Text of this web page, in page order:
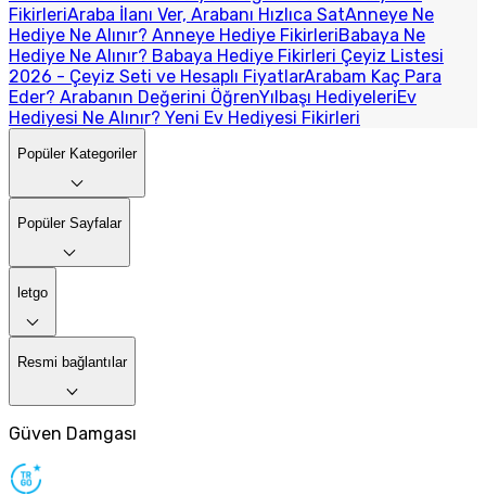
FikirleriAraba İlanı Ver, Arabanı Hızlıca SatAnneye Ne
Hediye Ne Alınır? Anneye Hediye FikirleriBabaya Ne
Hediye Ne Alınır? Babaya Hediye Fikirleri Çeyiz Listesi
2026 - Çeyiz Seti ve Hesaplı FiyatlarArabam Kaç Para
Eder? Arabanın Değerini ÖğrenYılbaşı HediyeleriEv
Hediyesi Ne Alınır? Yeni Ev Hediyesi Fikirleri
Popüler Kategoriler
Popüler Sayfalar
letgo
Resmi bağlantılar
Güven Damgası